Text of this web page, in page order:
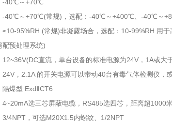
40℃～+70℃
～+70℃(常规)，选配：-40℃～+400℃、-40℃～
95%RH (常规)非凝露场合，选配：10-99%RH 用于
预处理系统)
直流，单台设备的标准电源为24V，1A或大
，2.1A 的开关电源可以带动40台有毒气体检测仪，
爆型 ExdⅡCT6
选三芯屏蔽电缆，RS485选四芯，距离超1000
，可选M20X1.5内螺纹、1/2NPT